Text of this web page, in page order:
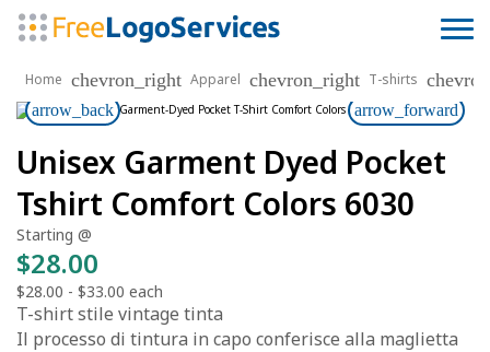
Home chevron_right Apparel chevron_right T-shirts
arrow_back arrow_forward
Unisex Garment Dyed Pocket
Tshirt Comfort Colors 6030
Starting @
$28.00
$28.00 - $33.00 each
T-shirt stile vintage tinta
Il processo di tintura in capo conferisce alla maglietta